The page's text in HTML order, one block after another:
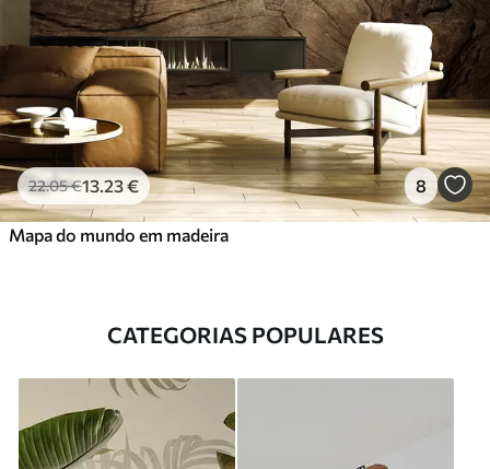
22.05€13 .23€ 8
Mapa do mundo em madeira
CATEGORIAS POPULARES